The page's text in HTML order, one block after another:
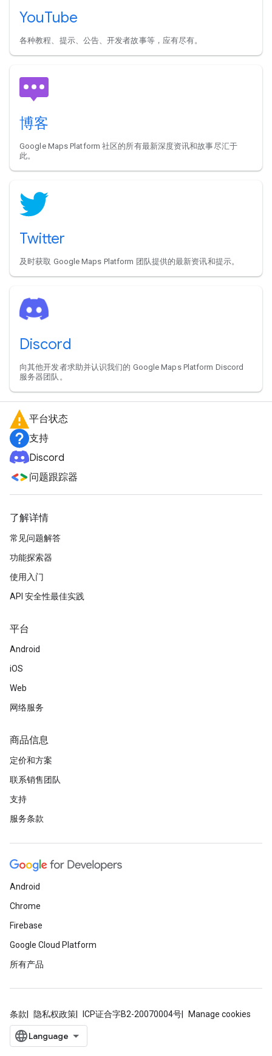
YouTube
各种教程、提示、公告、开发者故事等，应有尽有。
博客
Google Maps Platform 社区的所有最新深度资讯和故事尽汇于
此。
Twitter
及时获取 Google Maps Platform 团队提供的最新资讯和提示。
Discord
向其他开发者求助并认识我们的 Google Maps Platform Discord
服务器团队。
平台状态
支持
Discord
问题跟踪器
了解详情
常见问题解答
功能探索器
使用入门
API 安全性最佳实践
平台
Android
iOS
Web
网络服务
商品信息
定价和方案
联系销售团队
支持
服务条款
Android
Chrome
Firebase
Google Cloud Platform
所有产品
条款 隐私权政策 ICP证合字B2-20070004号 Manage cookies